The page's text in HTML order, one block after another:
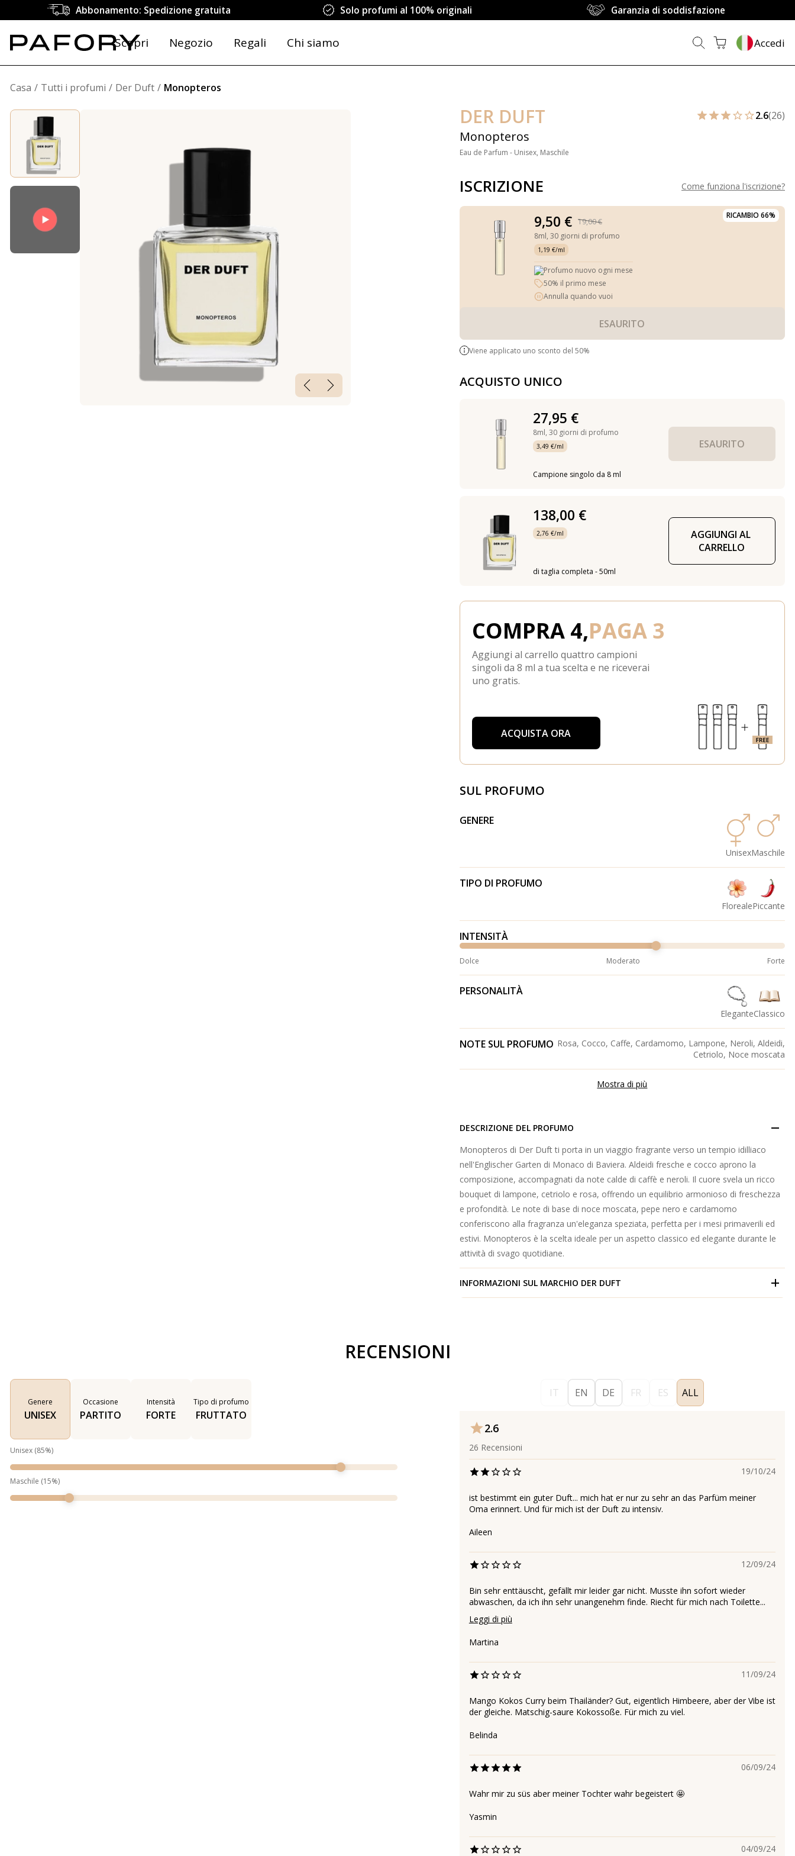
Abbonamento: Spedizione gratuita Solo profumi al 100% originali Garanzia di soddisfazione
Scopri Negozio Regali Chi siamo Accedi
Casa Tutti i profumi Der Duft Monopteros
DER DUFT
Monopteros
Eau de Parfum - Unisex, Maschile
2.6(26)
ISCRIZIONE Come funziona l'iscrizione?
RICAMBIO 66%
9,50 €
19,00 €
8ml, 30 giorni di profumo
1,19 €/ml
Profumo nuovo ogni mese
50% il primo mese
Annulla quando vuoi
ESAURITO
Viene applicato uno sconto del 50%
ACQUISTO UNICO
27,95 €
8ml, 30 giorni di profumo
3,49 €/ml
Campione singolo da 8 ml
ESAURITO
138,00 €
2,76 €/ml
di taglia completa - 50ml
AGGIUNGI AL
CARRELLO
COMPRA 4,PAGA 3
Aggiungi al carrello quattro campioni
singoli da 8 ml a tua scelta e ne riceverai
uno gratis.
ACQUISTA ORA
SUL PROFUMO
GENERE
UnisexMaschile
TIPO DI PROFUMO
FlorealePiccante
INTENSITÀ
Dolce Moderato Forte
PERSONALITÀ
EleganteClassico
NOTE SUL PROFUMO Rosa, Cocco, Caffe, Cardamomo, Lampone, Neroli, Aldeidi,
Cetriolo, Noce moscata
Mostra di più
DESCRIZIONE DEL PROFUMO
Monopteros di Der Duft ti porta in un viaggio fragrante verso un tempio idilliaco
nell'Englischer Garten di Monaco di Baviera. Aldeidi fresche e cocco aprono la
composizione, accompagnati da note calde di caffè e neroli. Il cuore svela un ricco
bouquet di lampone, cetriolo e rosa, offrendo un equilibrio armonioso di freschezza
e profondità. Le note di base di noce moscata, pepe nero e cardamomo
conferiscono alla fragranza un'eleganza speziata, perfetta per i mesi primaverili ed
estivi. Monopteros è la scelta ideale per un aspetto classico ed elegante durante le
attività di svago quotidiane.
INFORMAZIONI SUL MARCHIO DER DUFT
RECENSIONI
Genere
UNISEX
Occasione
PARTITO
Intensità
FORTE
Tipo di profumo
FRUTTATO
Unisex (85%)
Maschile (15%)
IT EN DE FR ES ALL
2.6
26 Recensioni
19/10/24
ist bestimmt ein guter Duft... mich hat er nur zu sehr an das Parfüm meiner
Oma erinnert. Und für mich ist der Duft zu intensiv.
Aileen
12/09/24
Bin sehr enttäuscht, gefällt mir leider gar nicht. Musste ihn sofort wieder
abwaschen, da ich ihn sehr unangenehm finde. Riecht für mich nach Toilette...
Leggi di più
Martina
11/09/24
Mango Kokos Curry beim Thailänder? Gut, eigentlich Himbeere, aber der Vibe ist
der gleiche. Matschig-saure Kokossoße. Für mich zu viel.
Belinda
06/09/24
Wahr mir zu süs aber meiner Tochter wahr begeistert 🤩
Yasmin
04/09/24